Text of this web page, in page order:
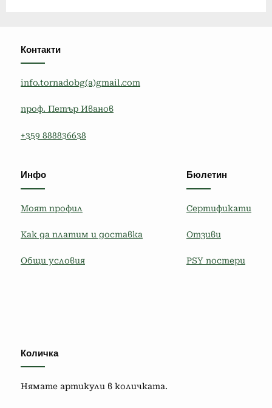
Контакти
info.tornadobg(a)gmail.com
проф. Петър Иванов
+359 888836638
Инфо
Моят профил
Как да платим и доставка
Общи условия
Бюлетин
Сертификати
Отзиви
PSY постери
Количка
Нямате артикули в количката.